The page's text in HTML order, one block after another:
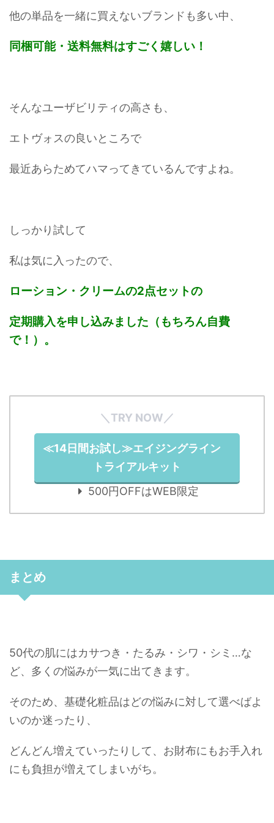
他の単品を一緒に買えないブランドも多い中、
同梱可能・送料無料はすごく嬉しい！
そんなユーザビリティの高さも、
エトヴォスの良いところで
最近あらためてハマってきているんですよね。
しっかり試して
私は気に入ったので、
ローション・クリームの2点セットの
定期購入を申し込みました（もちろん自費
で！）。
＼TRY NOW／
≪14日間お試し≫エイジングライン
トライアルキット
500円OFFはWEB限定
まとめ
50代の肌にはカサつき・たるみ・シワ・シミ…な
ど、多くの悩みが一気に出てきます。
そのため、基礎化粧品はどの悩みに対して選べばよ
いのか迷ったり、
どんどん増えていったりして、お財布にもお手入れ
にも負担が増えてしまいがち。